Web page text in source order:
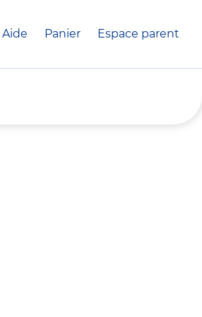
Aide Panier crèche(s)
Espace parent